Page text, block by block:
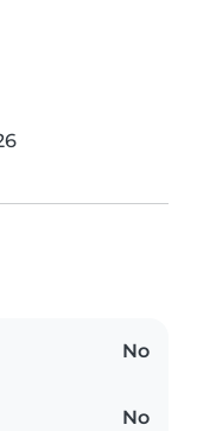
No
No